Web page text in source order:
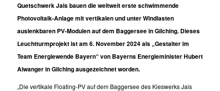
Quetschwerk Jais bauen die weltweit erste schwimmende
Photovoltaik-Anlage mit vertikalen und unter Windlasten
auslenkbaren PV-Modulen auf dem Baggersee in Gilching. Dieses
Leuchtturmprojekt ist am 6. November 2024 als „Gestalter im
Team Energiewende Bayern“ von Bayerns Energieminister Hubert
Aiwanger in Gilching ausgezeichnet worden.
„Die vertikale Floating-PV auf dem Baggersee des Kieswerks Jais